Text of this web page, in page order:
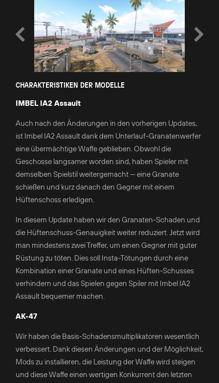
CHARAKTERISTIKEN DER MODELLE
IMBEL IA2 Assault
Auch nach den Änderungen in den vorherigen Updates,
ist Imbel IA2 Assault dank dem Unterlauf-Granatenwerfer
eine übermächtige Waffe geblieben. Obwohl die
Geschosse langsamer worden sind, haben Spieler mit
demselben Spielstil weitergemacht — eine Granate
schießen und kurz danach den Gegner mit einem
Hüftenschoss erledigen.
In diesem Update haben wir den Granaten-Schaden und
die Hüftenschuss-Genauigkeit weiter reduziert. Jetzt wird
man mindestens zwei Treffer, um einen Gegner mit guter
Rüstung zu töten. Dies soll Insta-Tötungen durch eine
Kombination einer Granate und eines Hüften-Schusses
verhindern und das Spielen gegen Spiler mit Imbel IA2
Assault bequemer machen.
АK-47
Wir haben die Basis-Schadensmultiplikatoren wesentlich
verbessert. Dank diesen Änderungen und der Möglichkeit,
Mods zu installieren, die Leistung der Waffe wird steigen
und diese Waffe einen wertigen Konkurrent den letzten